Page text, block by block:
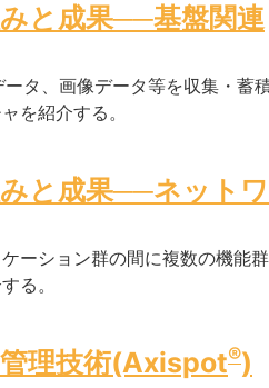
と成果──基盤関連
タ、画像データ等を収集・蓄
を紹介する。
と成果──ネット
ーション群の間に複数の機能
る。
理技術(Axispot®)